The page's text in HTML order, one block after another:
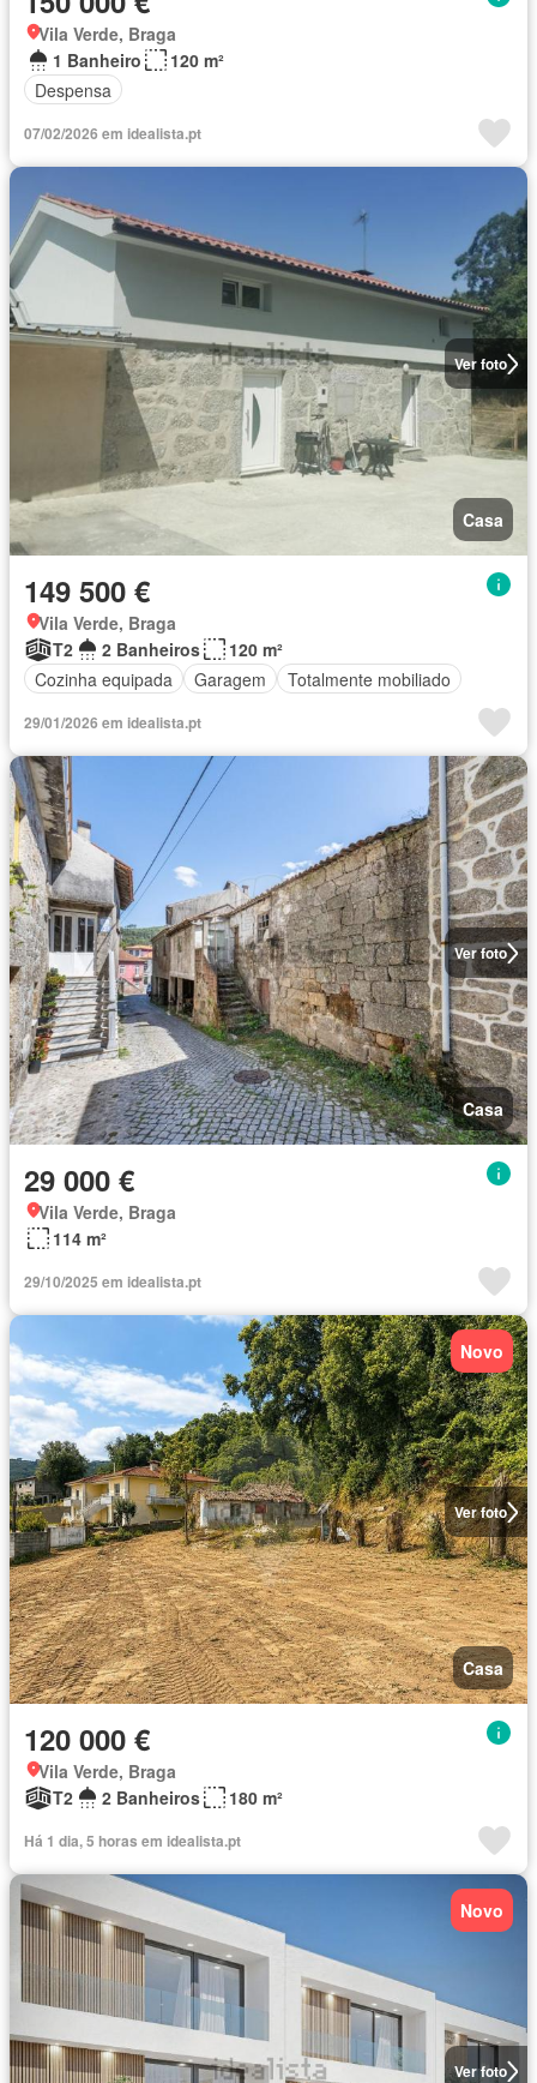
Vila Verde, Braga
1 Banheiro
120 m²
Despensa
07/02/2026 em idealista.pt
Ver foto
Casa
149 500 €
Vila Verde, Braga
T2
2 Banheiros
120 m²
Cozinha equipada
Garagem Totalmente mobiliado
29/01/2026 em idealista.pt
Ver foto
Casa
29 000 €
Vila Verde, Braga
114 m²
29/10/2025 em idealista.pt
Ver foto
Novo
Casa
120 000 €
Vila Verde, Braga
T2
2 Banheiros 180 m²
Há 1 dia, 5 horas em idealista.pt
Ver foto
Novo